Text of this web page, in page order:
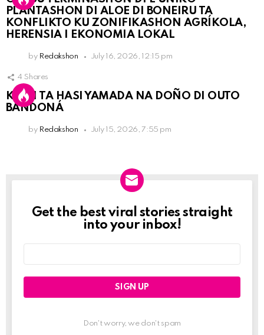
PLANTASHON DI ALOE DI BONEIRU TA
KONFLIKTO KU ZONIFIKASHON AGRÍKOLA,
HERENSIA I EKONOMIA LOKAL
by Redakshon July 16, 2026, 12:15 pm
4 Shares
KPCN TA HASI YAMADA NA DOÑO DI OUTO
BANDONÁ
by Redakshon July 15, 2026, 7:55 pm
Newslett
Get the best viral stories straight
into your inbox!
Don't worry, we don't spam